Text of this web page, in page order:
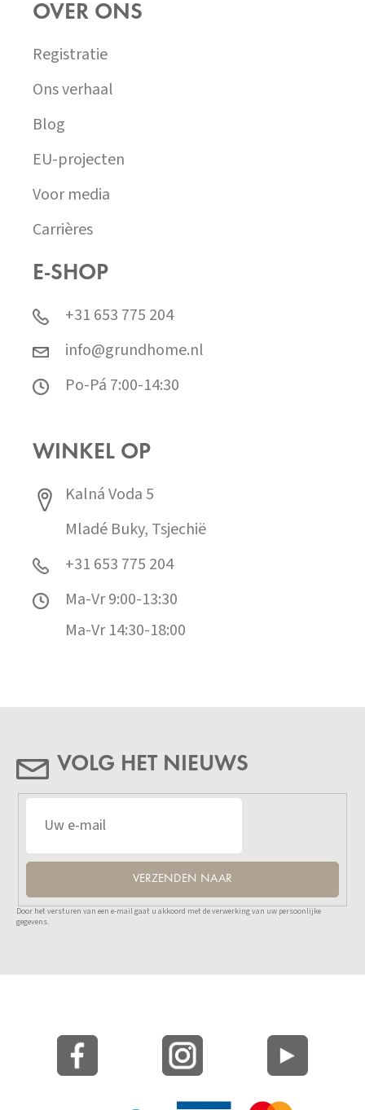
OVER ONS
Registratie
Ons verhaal
Blog
EU-projecten
Voor media
Carrières
E-SHOP
+31 653 775 204
info@grundhome.nl
Po-Pá 7:00-14:30
WINKEL OP
Kalná Voda 5
Mladé Buky, Tsjechië
+31 653 775 204
Ma-Vr 9:00-13:30
Ma-Vr 14:30-18:00
VOLG HET NIEUWS
VERZENDEN NAAR
Door het versturen van een e-mail gaat u akkoord met de verwerking van uw persoonlijke
gegevens.